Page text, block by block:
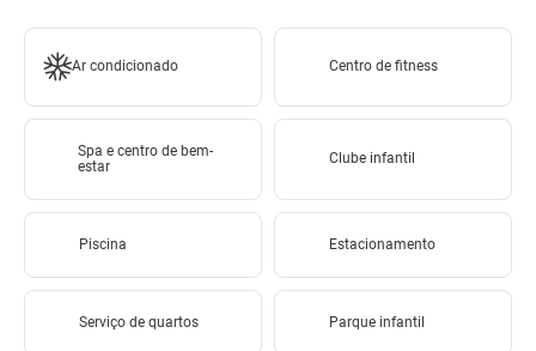
Ar condicionado Centro de fitness
Spa e centro de bem-
estar
Clube infantil
Piscina Estacionamento
Serviço de quartos Parque infantil